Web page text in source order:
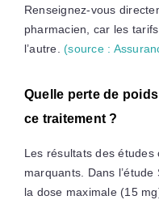
Renseignez-vous
pharmacien, car les
l’autre. (source :
Quelle perte de
ce traitement ?
Les résultats des
marquants. Dans
la dose maximale (15